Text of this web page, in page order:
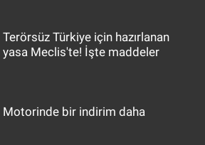
Terörsüz Türkiye için hazırlanan
yasa Meclis'te! İşte maddeler
Motorinde bir indirim daha